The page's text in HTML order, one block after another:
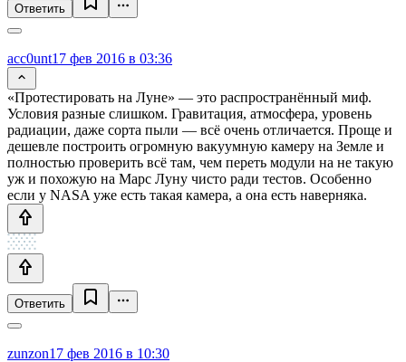
Ответить
acc0unt17 фев 2016 в 03:36
«Протестировать на Луне» — это распространённый миф.
Условия разные слишком. Гравитация, атмосфера, уровень
радиации, даже сорта пыли — всё очень отличается. Проще и
дешевле построить огромную вакуумную камеру на Земле и
полностью проверить всё там, чем переть модули на не такую
уж и похожую на Марс Луну чисто ради тестов. Особенно
если у NASA уже есть такая камера, а она есть наверняка.
Ответить
zunzon17 фев 2016 в 10:30